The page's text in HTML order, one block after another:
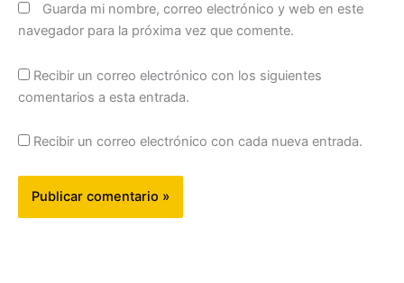
Guarda mi nombre, correo electrónico y web en este
navegador para la próxima vez que comente.
Recibir un correo electrónico con los siguientes
comentarios a esta entrada.
Recibir un correo electrónico con cada nueva entrada.